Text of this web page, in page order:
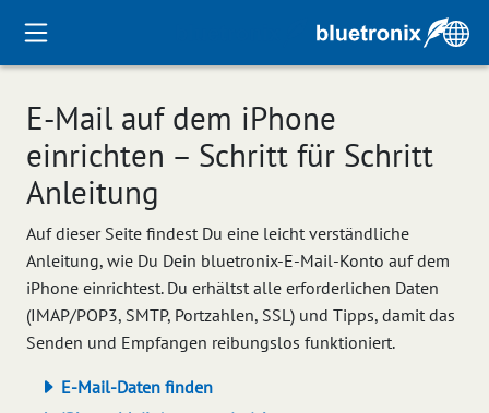
E-Mail auf dem iPhone
einrichten – Schritt für Schritt
Anleitung
Auf dieser Seite findest Du eine leicht verständliche
Anleitung, wie Du Dein bluetronix-E-Mail-Konto auf dem
iPhone einrichtest. Du erhältst alle erforderlichen Daten
(IMAP/POP3, SMTP, Portzahlen, SSL) und Tipps, damit das
Senden und Empfangen reibungslos funktioniert.
E-Mail-Daten finden